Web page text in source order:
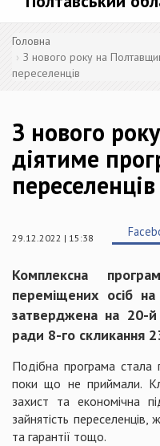
Головна
З нового року на
переселенців
З нового
діятиме
переселенців
29.12.2022 | 15:38
Комплексна
переміщених осіб
затверджена на 20-й
ради 8-го скликання
Подібна програма
поки що не приймали.
захист та економічна
зайнятість переселенців,
та гарантії тощо.